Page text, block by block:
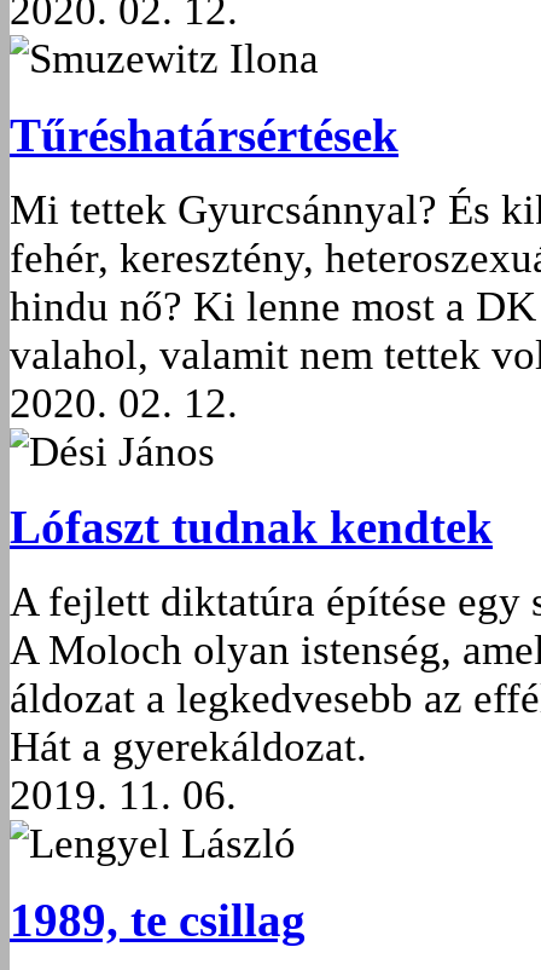
2020. 02. 12.
Smuzewitz Ilona
Tűréshatársértések
Mi tettek Gyurcsánnyal? És
fehér, keresztény,
hindu nő? Ki lenne most a
valahol, valamit nem tettek
2020. 02. 12.
Dési János
Lófaszt tudnak kendtek
A fejlett diktatúra építése egy
A Moloch olyan istenség,
áldozat a legkedvesebb az
Hát a gyerekáldozat.
2019. 11. 06.
Lengyel László
1989, te csillag